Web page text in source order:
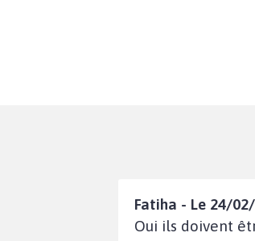
Fatiha - Le 24/
Oui ils doivent